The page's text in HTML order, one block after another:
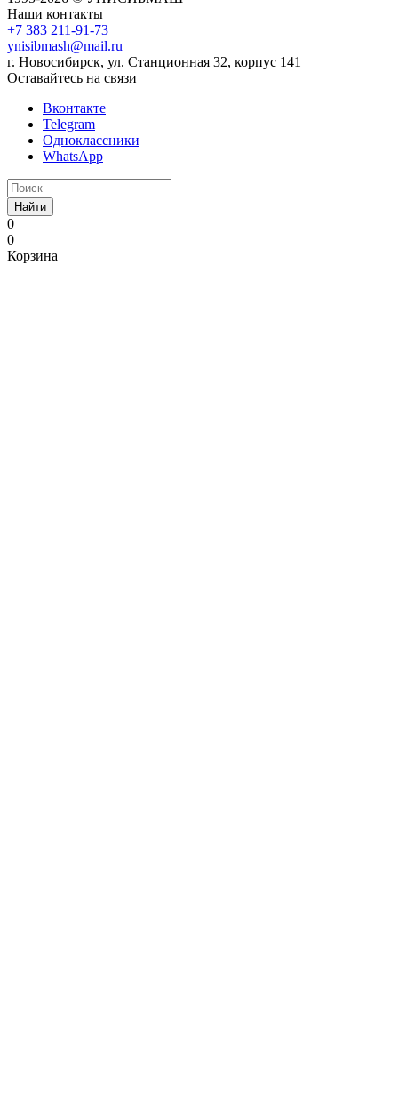
Наши контакты
+7 383 211-91-73
ynisibmash@mail.ru
г. Новосибирск, ул. Станционная 32, корпус 141
Оставайтесь на связи
Вконтакте
Telegram
Одноклассники
WhatsApp
Найти
0
0
Корзина